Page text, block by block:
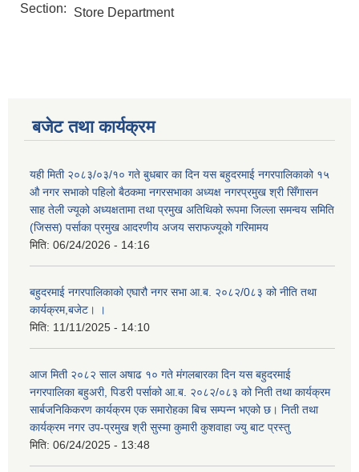
Section:
Store Department
बजेट तथा कार्यक्रम
यही मिती २०८३/०३/१० गते बुधबार का दिन यस बहुदरमाई नगरपालिकाको १५
औ नगर सभाको पहिलो बैठकमा नगरसभाका अध्यक्ष नगरप्रमुख श्री सिँगासन
साह तेली ज्यूको अध्यक्षतामा तथा प्रमुख अतिथिको रूपमा जिल्ला समन्वय समिति
(जिसस) पर्साका प्रमुख आदरणीय अजय सराफज्यूको गरिमामय
मिति: 06/24/2026 - 14:16
बहुदरमाई नगरपालिकाको एघारौ नगर सभा आ.ब. २०८२/0८३ को नीति तथा
कार्यक्रम,बजेट। ।
मिति: 11/11/2025 - 14:10
आज मिती २०८२ साल अषाढ १० गते मंगलबारका दिन यस बहुदरमाई
नगरपालिका बहुअरी, पिडरी पर्साको आ.ब. २०८२/०८३ को निती तथा कार्यक्रम
सार्बजनिकिकरण कार्यक्रम एक समारोहका बिच सम्पन्न भएको छ। निती तथा
कार्यक्रम नगर उप-प्रमुख श्री सुस्मा कुमारी कुशवाहा ज्यु बाट प्रस्तु
मिति: 06/24/2025 - 13:48